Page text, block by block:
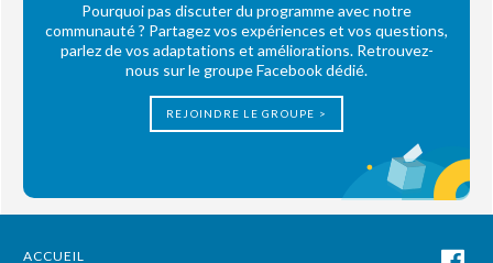
Pourquoi pas discuter du programme avec notre
communauté ? Partagez vos expériences et vos questions,
parlez de vos adaptations et améliorations. Retrouvez-
nous sur le groupe Facebook dédié.
REJOINDRE LE GROUPE >
ACCUEIL